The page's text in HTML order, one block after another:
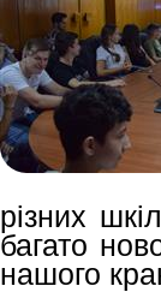
різних
багато
нашого